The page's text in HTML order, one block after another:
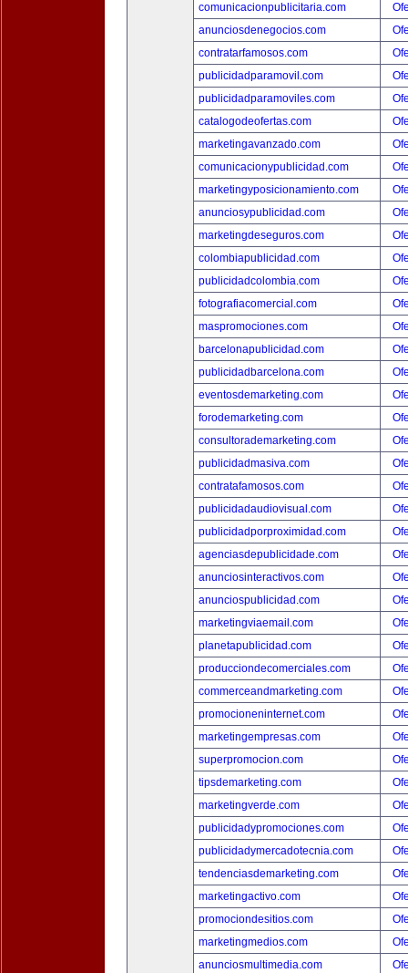
comunicacionpublicitaria.com
anunciosdenegocios.com
contratarfamosos.com
publicidadparamovil.com
publicidadparamoviles.com
catalogodeofertas.com
marketingavanzado.com
comunicacionypublicidad.com
marketingyposicionamiento.com
anunciosypublicidad.com
marketingdeseguros.com
colombiapublicidad.com
publicidadcolombia.com
fotografiacomercial.com
maspromociones.com
barcelonapublicidad.com
publicidadbarcelona.com
eventosdemarketing.com
forodemarketing.com
consultorademarketing.com
publicidadmasiva.com
contratafamosos.com
publicidadaudiovisual.com
publicidadporproximidad.com
agenciasdepublicidade.com
anunciosinteractivos.com
anunciospublicidad.com
marketingviaemail.com
planetapublicidad.com
producciondecomerciales.com
commerceandmarketing.com
promocioneninternet.com
marketingempresas.com
superpromocion.com
tipsdemarketing.com
marketingverde.com
publicidadypromociones.com
publicidadymercadotecnia.com
tendenciasdemarketing.com
marketingactivo.com
promociondesitios.com
marketingmedios.com
anunciosmultimedia.com